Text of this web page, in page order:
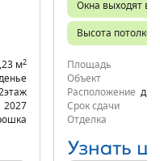
м2
этаж
2027
Окна выходят во
Высота
Площадь
Объект
Расположение
Срок сдачи
Отделка
Узнать